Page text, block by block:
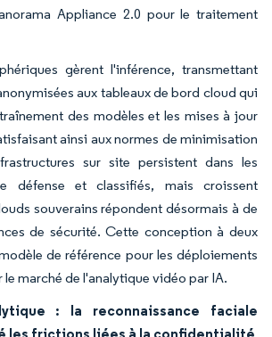
Appliance 2.0 pour le traitement
gèrent l'inférence, transmettant
aux tableaux de bord cloud qui
des modèles et les mises à jour
ainsi aux normes de minimisation
sur site persistent dans les
défense et classifiés, mais croissent
souverains répondent désormais à de
de sécurité. Cette conception à deux
de référence pour les déploiements
le marché de l'analytique vidéo par IA.
: la reconnaissance faciale
les frictions liées à la confidentialité